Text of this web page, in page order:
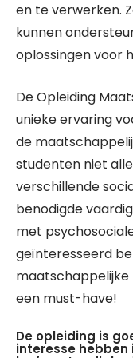
en te verwerken.
kunnen
oplossingen voor
De Opleiding
unieke ervaring
de
studenten niet
verschillende
benodigde
met
geïnteresseerd
maatschappelijke
een must-have!
De opleiding is
interesse